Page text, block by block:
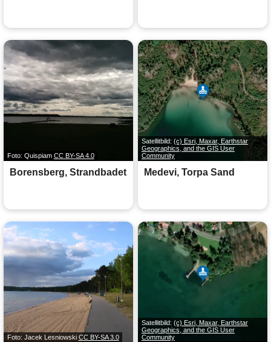
Foto: Quispiam CC BY-SA 4.0
Borensberg, Strandbadet
Satellitbild: (c) Esri, Maxar, Earthstar
Geographics, and the GIS User
Community
Medevi, Torpa Sand
Foto: Jacek Lesniowski CC BY-SA 3.0
Satellitbild: (c) Esri, Maxar, Earthstar
Geographics, and the GIS User
Community